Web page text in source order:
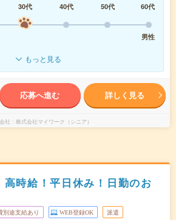
30代 40代 50代
60代
男性
もっと見る
応募へ進む 詳しく見る
社 株式会社マイワーク（シニア）
時給！平日休み！日勤のお
別途支給あり WEB登録OK 派遣